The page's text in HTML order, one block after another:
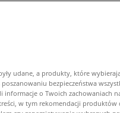
udane, a produkty, które
bezpieczeństwa
informacje o Twoich zachowaniach
w tym rekomendacji produktów